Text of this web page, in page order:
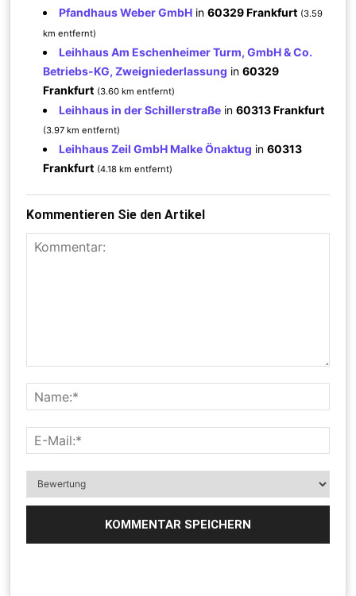
Pfandhaus Weber GmbH in60329 Frankfurt (3.59
km entfernt)
Leihhaus Am Eschenheimer Turm, GmbH & Co.
Betriebs-KG, Zweigniederlassung in60329
Frankfurt (3.60 km entfernt)
Leihhaus in der Schillerstraße in60313 Frankfurt
(3.97 km entfernt)
Leihhaus Zeil GmbH Malke Önaktug in60313
Frankfurt (4.18 km entfernt)
Kommentieren Sie den Artikel